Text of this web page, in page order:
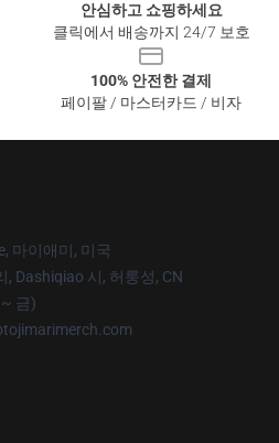
안심하고 쇼핑하세요
클릭에서 배송까지 24/7 보호
100% 안전한 결제
페이팔 / 마스터카드 / 비자
마이애미, 미국
, Dashiqiao 시, 허룽성, CN
금)